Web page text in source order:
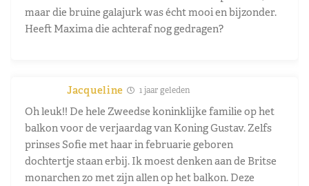
maar die bruine galajurk was écht mooi en bijzonder.
Heeft Maxima die achteraf nog gedragen?
Jacqueline 1 jaar geleden
Oh leuk!! De hele Zweedse koninklijke familie op het
balkon voor de verjaardag van Koning Gustav. Zelfs
prinses Sofie met haar in februarie geboren
dochtertje staan erbij. Ik moest denken aan de Britse
monarchen zo met zijn allen op het balkon. Deze